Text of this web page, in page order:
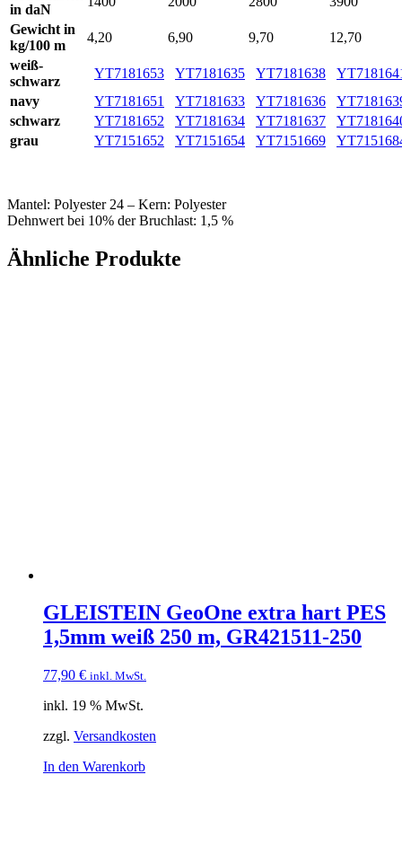
in daN
Gewicht in
kg/100 m
4,20 6,90 9,70
12,70
weiß-
schwarz
YT7181653 YT7181635 YT7181638
navy
YT7181651 YT7181633 YT7181636
schwarz
YT7181652 YT7181634 YT7181637
grau
YT7151652 YT7151654 YT7151669
Mantel: Polyester 24 – Kern: Polyester
Dehnwert bei 10% der Bruchlast: 1,5 %
Ähnliche Produkte
GLEISTEIN GeoOne extra hart PES
1,5mm weiß 250 m, GR421511-250
77,90 € inkl. MwSt.
inkl. 19 % MwSt.
zzgl. Versandkosten
In den Warenkorb